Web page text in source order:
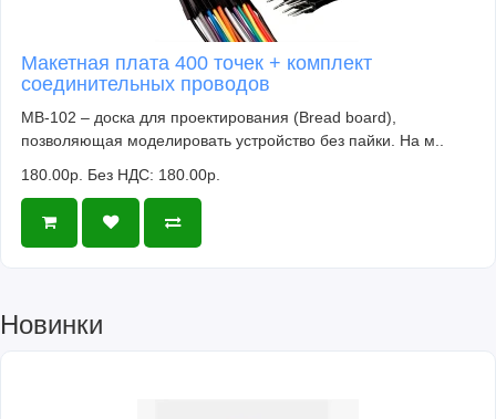
Макетная плата 400 точек + комплект
соединительных проводов
MB-102 – доска для проектирования (Bread board),
позволяющая моделировать устройство без пайки. На м..
180.00р. Без НДС: 180.00р.
Новинки